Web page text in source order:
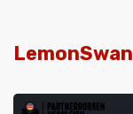
LemonSwan